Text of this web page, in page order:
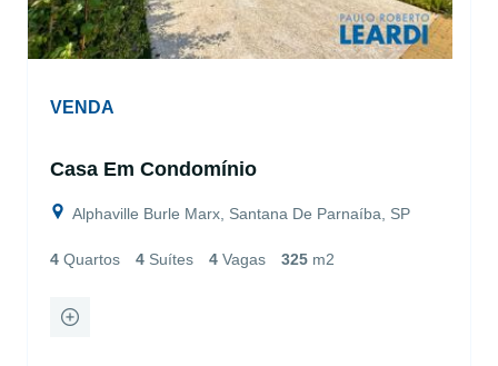
VENDA
Casa Em Condomínio
Alphaville Burle Marx, Santana De Parnaíba, SP
4 Quartos 4 Suítes 4 Vagas 325 m2